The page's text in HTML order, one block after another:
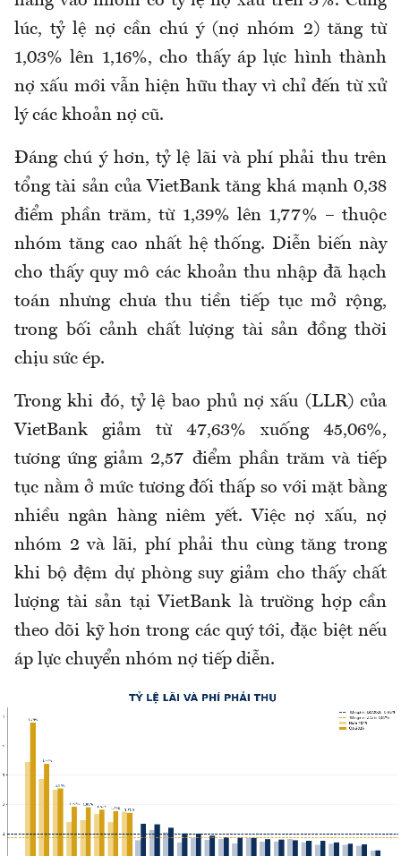
lúc, tỷ lệ nợ cần chú ý (nợ nhóm 2) tăng từ
1,03% lên 1,16%, cho thấy áp lực hình thành
nợ xấu mới vẫn hiện hữu thay vì chỉ đến từ xử
lý các khoản nợ cũ.
Đáng chú ý hơn, tỷ lệ lãi và phí phải thu trên
tổng tài sản của VietBank tăng khá mạnh 0,38
điểm phần trăm, từ 1,39% lên 1,77% – thuộc
nhóm tăng cao nhất hệ thống. Diễn biến này
cho thấy quy mô các khoản thu nhập đã hạch
toán nhưng chưa thu tiền tiếp tục mở rộng,
trong bối cảnh chất lượng tài sản đồng thời
chịu sức ép.
Trong khi đó, tỷ lệ bao phủ nợ xấu (LLR) của
VietBank giảm từ 47,63% xuống 45,06%,
tương ứng giảm 2,57 điểm phần trăm và tiếp
tục nằm ở mức tương đối thấp so với mặt bằng
nhiều ngân hàng niêm yết. Việc nợ xấu, nợ
nhóm 2 và lãi, phí phải thu cùng tăng trong
khi bộ đệm dự phòng suy giảm cho thấy chất
lượng tài sản tại VietBank là trường hợp cần
theo dõi kỹ hơn trong các quý tới, đặc biệt nếu
áp lực chuyển nhóm nợ tiếp diễn.